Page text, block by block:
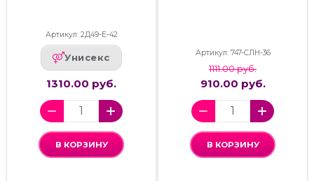
Артикул: 2Д49-Е-42
Унисекс
1310.00 руб.
В КОРЗИНУ
Артикул: 747-СЛН-36
1111.00 руб.
910.00 руб.
В КОРЗИНУ